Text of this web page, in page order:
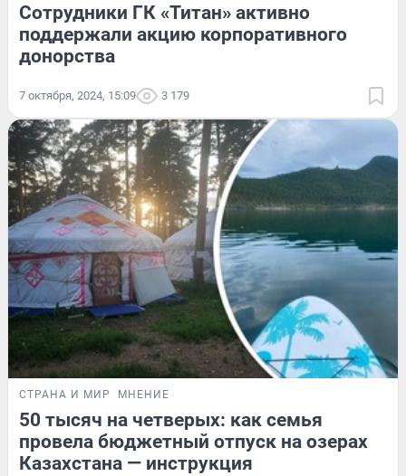
Сотрудники ГК «Титан» активно
поддержали акцию корпоративного
донорства
7 октября, 2024, 15:09 3 179
СТРАНА И МИР МНЕНИЕ
50 тысяч на четверых: как семья
провела бюджетный отпуск на озерах
Казахстана — инструкция